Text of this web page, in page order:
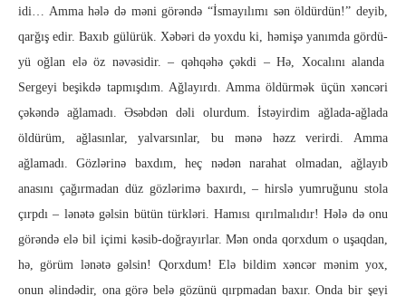
idi… Amma hələ də məni gö­rən­də “İsmayılımı sən öldürdün!” deyib,
qar­ğış edir. Baxıb gülürük. Xəbəri də yoxdu ki, həmişə yanımda gör­dü­
yü oğlan elə öz nəvəsidir. – qəhqəhə çəkdi – Hə, Xocalını alanda
Sergeyi be­şik­də tapmışdım. Ağlayırdı. Amma öldürmək üçün xəncəri
çə­kən­də ağlamadı. Əsəbdən dəli olurdum. İstəyirdim ağlada-ağ­la­da
öldürüm, ağlasınlar, yalvarsınlar, bu mənə həzz verirdi. Am­ma
ağlamadı. Gözlərinə baxdım, heç nədən narahat olmadan, ağ­layıb
anasını çağırmadan düz gözlərimə baxırdı, – hirslə yum­ruğunu stola
çırpdı – lənətə gəlsin bütün türkləri. Hamısı qırılmalıdır! Hələ də onu
görəndə elə bil içimi kəsib-doğ­ra­yır­lar. Mən onda qorxdum o uşaqdan,
hə, görüm lənətə gəlsin! Qorx­dum! Elə bildim xəncər mənim yox,
onun əlindədir, ona görə belə gözünü qırpmadan baxır. Onda bir şeyi